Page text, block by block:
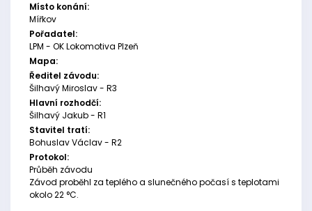
Místo konání:
Mířkov
Pořadatel:
LPM - OK Lokomotiva Plzeň
Mapa:
Ředitel závodu:
Šilhavý Miroslav - R3
Hlavní rozhodčí:
Šilhavý Jakub - R1
Stavitel tratí:
Bohuslav Václav - R2
Protokol:
Průběh závodu
Závod proběhl za teplého a slunečného počasí s teplotami
okolo 22 °C.